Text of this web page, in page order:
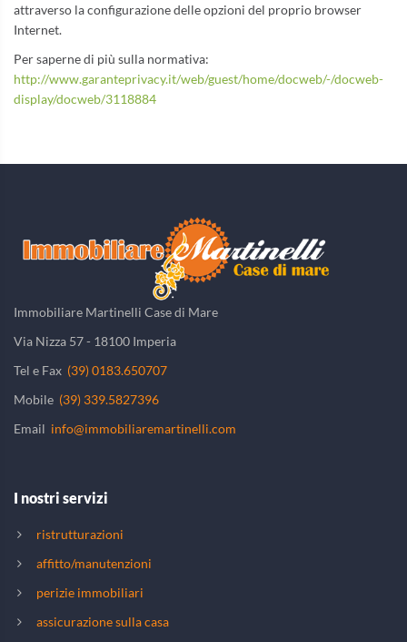
attraverso la configurazione delle opzioni del proprio browser
Internet.
Per saperne di più sulla normativa:
http://www.garanteprivacy.it/web/guest/home/docweb/-/docweb-
display/docweb/3118884
Immobiliare Martinelli Case di Mare
Via Nizza 57 - 18100 Imperia
Tel e Fax (39) 0183.650707
Mobile (39) 339.5827396
Email info@immobiliaremartinelli.com
I nostri servizi
ristrutturazioni
affitto/manutenzioni
perizie immobiliari
assicurazione sulla casa